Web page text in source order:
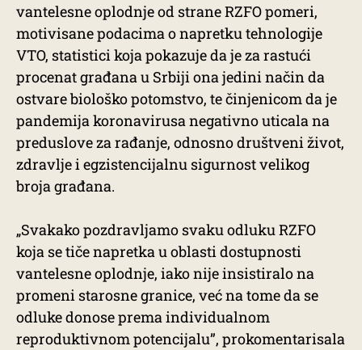
vantelesne oplodnje od strane RZFO pomeri,
motivisane podacima o napretku tehnologije
VTO, statistici koja pokazuje da je za rastući
procenat građana u Srbiji ona jedini način da
ostvare biološko potomstvo, te činjenicom da je
pandemija koronavirusa negativno uticala na
preduslove za rađanje, odnosno društveni život,
zdravlje i egzistencijalnu sigurnost velikog
broja građana.
„Svakako pozdravljamo svaku odluku RZFO
koja se tiče napretka u oblasti dostupnosti
vantelesne oplodnje, iako nije insistiralo na
promeni starosne granice, već na tome da se
odluke donose prema individualnom
reproduktivnom potencijalu”, prokomentarisala